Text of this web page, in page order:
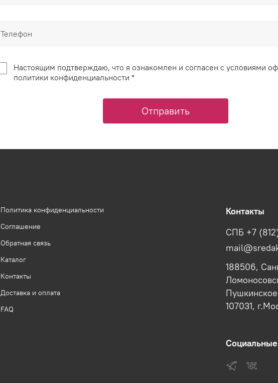
Настоящим подтверждаю, что я ознакомлен и согласен с условиями
политики конфиденциальности *
Отправить
Политика конфиденциальности
Соглашение
Обратная связь
Каталог
Контакты
Доставка и оплата
FAQ
Контакты
СПБ +7
188506,
107031,